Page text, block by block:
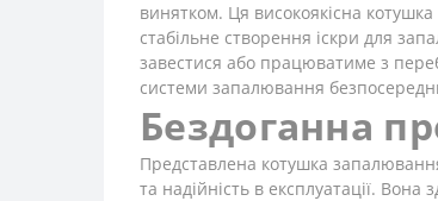
винятком. Ця високоякісна
стабільне створення іскри для
завестися або працюватиме з
системи запалювання
Бездоганна
Представлена котушка
та надійність в експлуатації.